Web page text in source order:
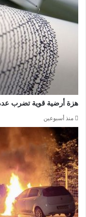
هزة أرضية قوية تضرب
منذ أسبوعين